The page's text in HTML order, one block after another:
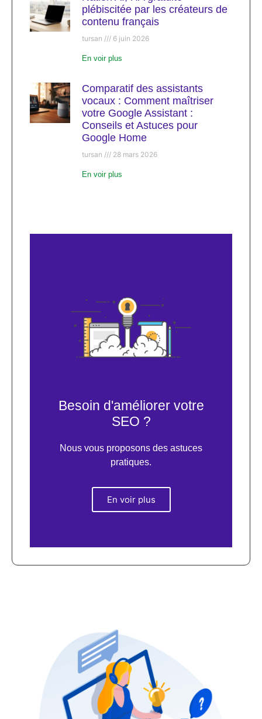
plébiscitée par les créateurs de
contenu français
tursan 6 juin 2026
En voir plus
Comparatif des assistants
vocaux : Comment maîtriser
votre Google Assistant :
Conseils et Astuces pour
Google Home
tursan 28 mars 2026
En voir plus
Besoin d'améliorer votre
SEO ?
Nous vous proposons des astuces
pratiques.
En voir plus